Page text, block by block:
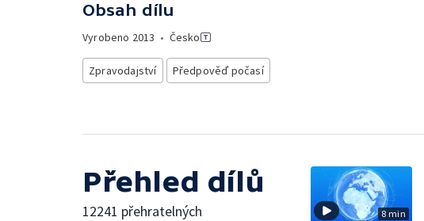
Obsah dílu
Vyrobeno 2013 • Česko
Zpravodajství Předpověď počasí
Přehled dílů
12241 přehratelných 8 min